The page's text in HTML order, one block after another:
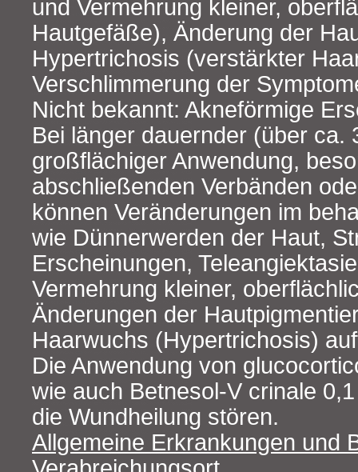
und Vermehrung kleiner,
Hautgefäße), Änderung der
Hypertrichosis (verstärkter
Verschlimmerung der
Nicht bekannt: Akneförmige
Bei länger dauernder (über ca.
großflächiger Anwendung,
abschließenden Verbänden
können Veränderungen im
wie Dünnerwerden der Haut,
Erscheinungen,
Vermehrung kleiner,
Änderungen der
Haarwuchs (Hypertrichosis)
Die Anwendung von
wie auch Betnesol-V crinale
die Wundheilung stören.
Allgemeine Erkrankungen und